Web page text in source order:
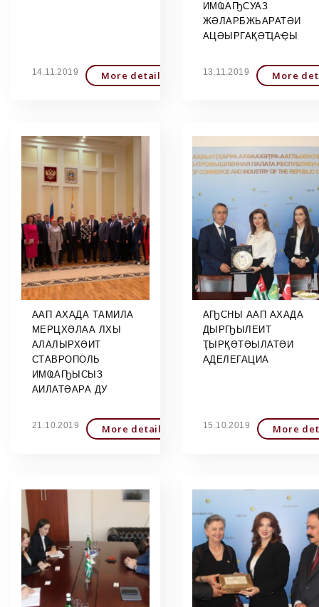
14.11.2019 More detailed
ИМҨАҦСУАЗ
ЖӘЛАРБЖЬАРАТӘИ
АЦӘЫРГАҚӘҴАҾЫ
13.11.2019 More
ААП АХАДА ТАМИЛА
МЕРЦХӘЛАА ЛХЫ
АЛАЛЫРХӘИТ
СТАВРОПОЛЬ
ИМҨАҦЫСЫЗ
АИЛАТӘАРА ДУ
21.10.2019 More detailed
АҦСНЫ ААП АХАДА
ДЫРҦЫЛЕИТ
ҬЫРҚӘТӘЫЛАТӘИ
АДЕЛЕГАЦИА
15.10.2019 More